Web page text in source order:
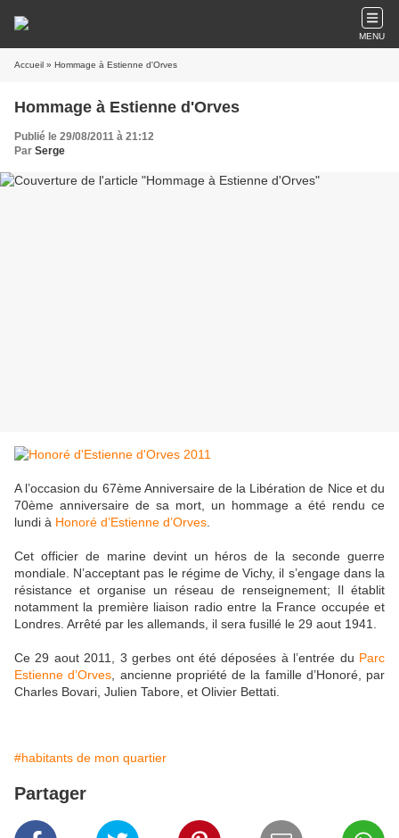
MENU
Accueil » Hommage à Estienne d'Orves
Hommage à Estienne d'Orves
Publié le 29/08/2011 à 21:12
Par Serge
A l’occasion du 67ème Anniversaire de la Libération de Nice et du
70ème anniversaire de sa mort, un hommage a été rendu ce
lundi à Honoré d’Estienne d’Orves
Cet officier de marine devint un héros de la seconde guerre
mondiale. N’acceptant pas le régime de Vichy, il s’engage dans la
résistance et organise un réseau de renseignement; Il établit
notamment la première liaison radio entre la France occupée et
Londres. Arrêté par les allemands, il sera fusillé le 29 aout 1941.
Ce 29 aout 2011, 3 gerbes ont été déposées à l’entrée du Parc
Estienne d’Orves , ancienne propriété de la famille d’Honoré, par
Charles Bovari, Julien Tabore, et Olivier Bettati.
#habitants de mon quartier
Partager